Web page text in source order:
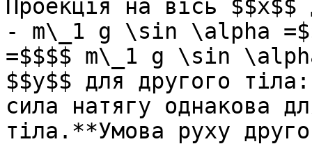
Проекцiя на вiсь $$x$$
- m\_1 g \sin \alpha
=$$$$ m\_1 g \sin
$$y$$ для другого
сила натягу однакова
тiла.**Умова руху